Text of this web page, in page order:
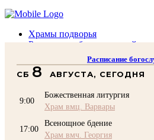
Храмы подворья
Расписание богослужений
Воскресная школа
Преподаватели
КОНТАКТЫ
Помочь Подворью
Расписание
СБ 8 АВГУСТА, СЕГОДНЯ
9:00
Божественная литургия
Храм вмц. Варвары
17:00
Всенощное бдение
Храм вмч. Георгия